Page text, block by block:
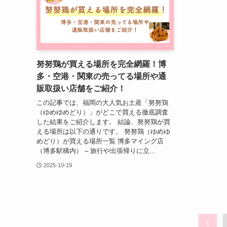
努努鶏が買える場所を完全網羅！博
多・空港・関東の売ってる場所や通
販取扱い店舗をご紹介！
この記事では、福岡の大人気お土産「努努鶏
（ゆめゆめどり）」がどこで買える徹底調査
した結果をご紹介します。 結論、努努鶏が買
える場所は以下の通りです。 努努鶏（ゆめゆ
めどり）が買える場所一覧 博多マイング店
（博多駅構内） – 旅行や出張帰りに立...
2025-10-19
1